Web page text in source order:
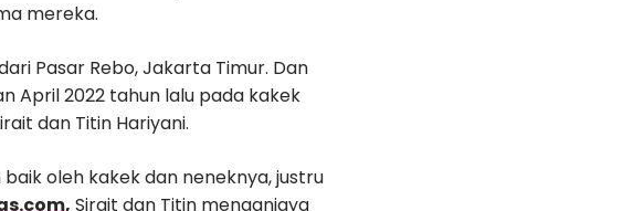
mereka.
Pasar Rebo, Jakarta Timur. Dan
April 2022 tahun lalu pada kakek
dan Titin Hariyani.
oleh kakek dan neneknya, justru
Sirait dan Titin menganiaya